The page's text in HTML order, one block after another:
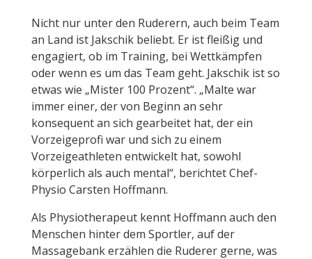
Nicht nur unter den Ruderern, auch beim Team
an Land ist Jakschik beliebt. Er ist fleißig und
engagiert, ob im Training, bei Wettkämpfen
oder wenn es um das Team geht. Jakschik ist so
etwas wie „Mister 100 Prozent“. „Malte war
immer einer, der von Beginn an sehr
konsequent an sich gearbeitet hat, der ein
Vorzeigeprofi war und sich zu einem
Vorzeigeathleten entwickelt hat, sowohl
körperlich als auch mental“, berichtet Chef-
Physio Carsten Hoffmann.
Als Physiotherapeut kennt Hoffmann auch den
Menschen hinter dem Sportler, auf der
Massagebank erzählen die Ruderer gerne, was